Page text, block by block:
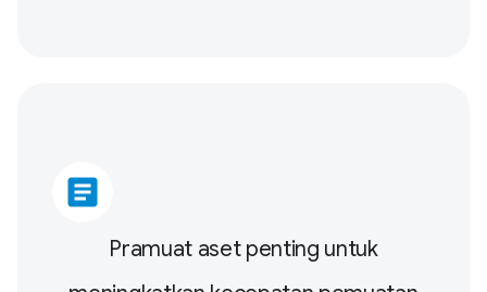
article
Pramuat aset penting untuk